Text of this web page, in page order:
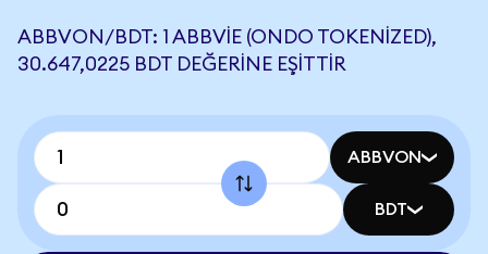
ABBVON/BDT: 1 ABBVIE (ONDO TOKENIZED),
30.647,0225 BDT DEĞERINE EŞITTIR
ABBVON
BDT